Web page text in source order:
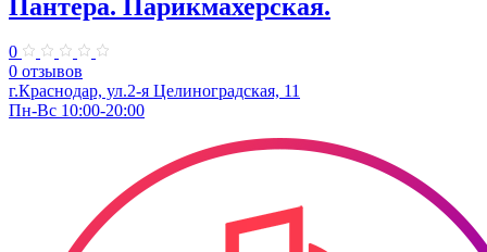
Пантера. Парикмахерская.
0
0 отзывов
г.Краснодар, ул.2-я Целиноградская, 11
Пн-Вс 10:00-20:00